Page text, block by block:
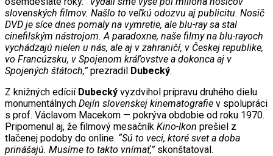
slovenských filmov. Našlo to veľkú odozvu aj publicitu. Nosič
DVD je síce dnes pomaly na vymretie, ale blu-ray sa stal
cinefilským nástrojom. A paradoxne, naše filmy na blu-rayoch
vychádzajú nielen u nás, ale aj v zahraničí, v Českej republike,
vo Francúzsku, v Spojenom kráľovstve a dokonca aj v
Spojených štátoch,”prezradil Dubecký.
Z knižných edícií Dubecký vyzdvihol prípravu druhého dielu
monumentálnych Dejín slovenskej kinematografie v spolupráci
s prof. Václavom Macekom — pokrýva obdobie od roku 1970.
Pripomenul aj, že filmový mesačník Kino-Ikon prešiel z
tlačenej podoby do online. “Sú to veci, ktoré svet a doba
prinášajú. Musíme to takto vnímať,”skonštatoval.